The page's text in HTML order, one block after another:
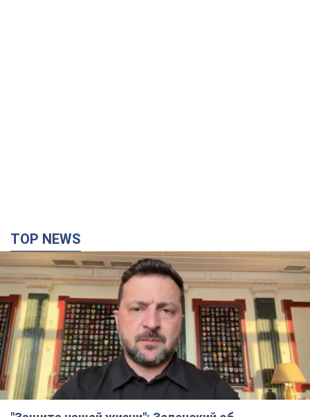
TOP NEWS